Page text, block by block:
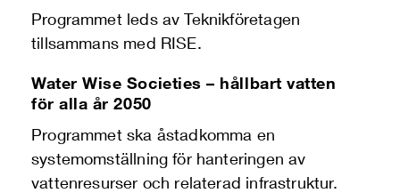
Programmet leds av Teknikföretagen
tillsammans med RISE.
Water Wise Societies – hållbart vatten
för alla år 2050
Programmet ska åstadkomma en
systemomställning för hanteringen av
vattenresurser och relaterad infrastruktur.